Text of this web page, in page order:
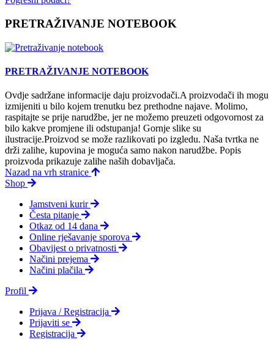
PRETRAŽIVANJE NOTEBOOK
PRETRAŽIVANJE NOTEBOOK
Ovdje sadržane informacije daju proizvodači.A proizvodači ih mogu
izmijeniti u bilo kojem trenutku bez prethodne najave. Molimo,
raspitajte se prije narudžbe, jer ne možemo preuzeti odgovornost za
bilo kakve promjene ili odstupanja! Gornje slike su
ilustracije.Proizvod se može razlikovati po izgledu. Naša tvrtka ne
drži zalihe, kupovina je moguća samo nakon narudžbe. Popis
proizvoda prikazuje zalihe naših dobavljača.
Nazad na vrh stranice
Shop
Jamstveni kurir
Česta pitanje
Otkaz od 14 dana
Online rješavanje sporova
Obavijest o privatnosti
Načini prejema
Načini plačila
Profil
Prijava / Registracija
Prijaviti se
Registracija